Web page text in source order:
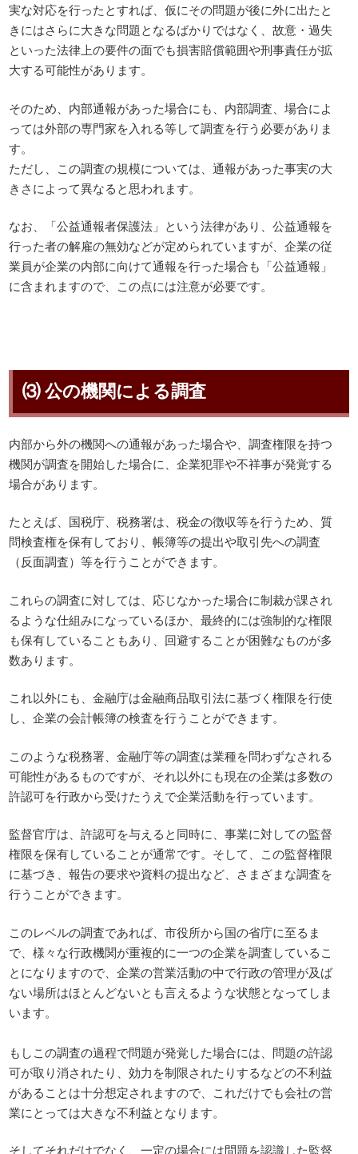
実な対応を行ったとすれば、仮にその問題が後に外に出たと
きにはさらに大きな問題となるばかりではなく、故意・過失
といった法律上の要件の面でも損害賠償範囲や刑事責任が拡
大する可能性があります。
そのため、内部通報があった場合にも、内部調査、場合によ
っては外部の専門家を入れる等して調査を行う必要がありま
す。
ただし、この調査の規模については、通報があった事実の大
きさによって異なると思われます。
なお、「公益通報者保護法」という法律があり、公益通報を
行った者の解雇の無効などが定められていますが、企業の従
業員が企業の内部に向けて通報を行った場合も「公益通報」
に含まれますので、この点には注意が必要です。
⑶ 公の機関による調査
内部から外の機関への通報があった場合や、調査権限を持つ
機関が調査を開始した場合に、企業犯罪や不祥事が発覚する
場合があります。
たとえば、国税庁、税務署は、税金の徴収等を行うため、質
問検査権を保有しており、帳簿等の提出や取引先への調査
（反面調査）等を行うことができます。
これらの調査に対しては、応じなかった場合に制裁が課され
るような仕組みになっているほか、最終的には強制的な権限
も保有していることもあり、回避することが困難なものが多
数あります。
これ以外にも、金融庁は金融商品取引法に基づく権限を行使
し、企業の会計帳簿の検査を行うことができます。
このような税務署、金融庁等の調査は業種を問わずなされる
可能性があるものですが、それ以外にも現在の企業は多数の
許認可を行政から受けたうえで企業活動を行っています。
監督官庁は、許認可を与えると同時に、事業に対しての監督
権限を保有していることが通常です。そして、この監督権限
に基づき、報告の要求や資料の提出など、さまざまな調査を
行うことができます。
このレベルの調査であれば、市役所から国の省庁に至るま
で、様々な行政機関が重複的に一つの企業を調査しているこ
とになりますので、企業の営業活動の中で行政の管理が及ば
ない場所はほとんどないとも言えるような状態となってしま
います。
もしこの調査の過程で問題が発覚した場合には、問題の許認
可が取り消されたり、効力を制限されたりするなどの不利益
があることは十分想定されますので、これだけでも会社の営
業にとっては大きな不利益となります。
そしてそれだけでなく、一定の場合には問題を認識した監督